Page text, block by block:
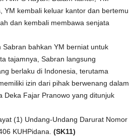
YM kembali keluar kantor dan bertemu
dan kembali membawa senjata
bahkan YM berniat untuk
tajamnya, Sabran langsung
berlaku di Indonesia, terutama
izin dari pihak berwenang dalam
Deka Fajar Pranowo yang ditunjuk
(1) Undang-Undang Darurat Nomor
KUHPidana. (SK11)